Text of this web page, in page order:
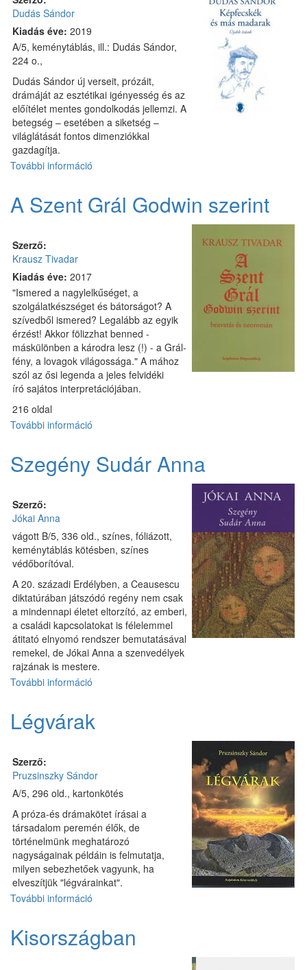
kapcsolatosan
Dudás Sándor
Kiadás éve: 2019
A/5, keménytáblás, ill.: Dudás Sándor,
224 o.,
Dudás Sándor új verseit, prózáit,
drámáját az esztétikai igényesség és az
előítélet mentes gondolkodás jellemzi. A
betegség – esetében a siketség –
világlátását fontos dimenziókkal
gazdagítja.
További információ
madarak
A Szent Grál Godwin szerint
Szerző:
Krausz Tivadar
Kiadás éve: 2017
"Ismered a nagylelkűséget, a
szolgálatkészséget és bátorságot? A
szívedből ismered? Legalább az egyik
érzést! Akkor fölizzhat benned -
máskülönben a károdra lesz (!) - a Grál-
fény, a lovagok világossága." A mához
szól az ősi legenda a jeles felvidéki
író sajátos interpretációjában.
216 oldal
További információ
Godwin
Szegény Sudár Anna
Szerző:
Jókai Anna
vágott B/5, 336 old., színes, fóliázott,
keménytáblás kötésben, színes
védőborítóval.
A 20. századi Erdélyben, a Ceausescu
diktatúrában játszódó regény nem csak
a mindennapi életet eltorzító, az emberi,
a családi kapcsolatokat is félelemmel
átitató elnyomó rendszer bemutatásával
remekel, de Jókai Anna a szenvedélyek
rajzának is mestere.
További információ
tartalommal
Légvárak
Szerző:
Pruzsinszky Sándor
A/5, 296 old., kartonkötés
A próza-és drámakötet írásai a
társadalom peremén élők, de
történelmünk meghatározó
nagyságainak példáin is felmutatja,
milyen sebezhetőek vagyunk, ha
elveszítjük "légvárainkat".
További információ
Kisországban